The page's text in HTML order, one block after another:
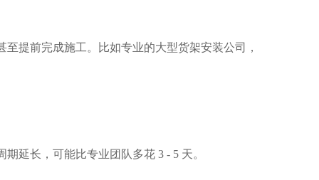
前完成施工。比如专业的大型货架安装公司，
长，可能比专业团队多花 3 - 5 天。